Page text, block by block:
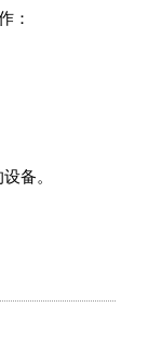
：
备。